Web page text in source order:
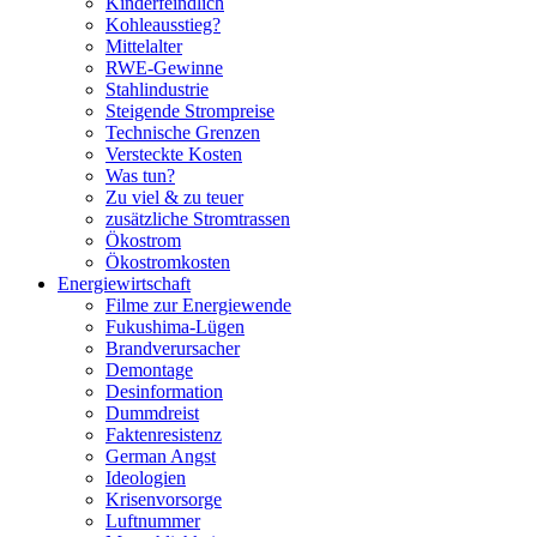
Kohleausstieg?
Mittelalter
RWE-Gewinne
Stahlindustrie
Steigende Strompreise
Technische Grenzen
Versteckte Kosten
Was tun?
Zu viel & zu teuer
zusätzliche Stromtrassen
Ökostrom
Ökostromkosten
Energiewirtschaft
Filme zur Energiewende
Fukushima-Lügen
Brandverursacher
Demontage
Desinformation
Dummdreist
Faktenresistenz
German Angst
Ideologien
Krisenvorsorge
Luftnummer